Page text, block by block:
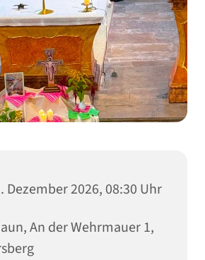
Dezember 2026, 08:30 Uhr
An der Wehrmauer 1,